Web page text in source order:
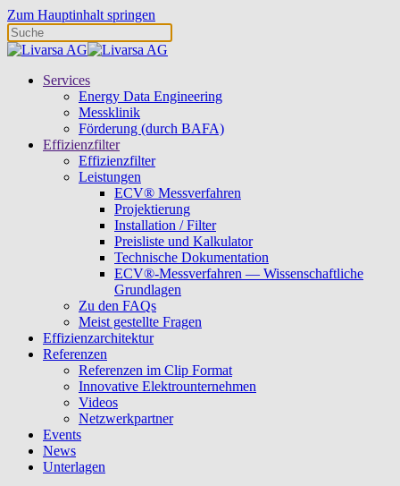
Zum Hauptinhalt springen
Services
Energy Data Engineering
Messklinik
Förderung (durch BAFA)
Effizienzfilter
Effizienzfilter
Leistungen
ECV® Messverfahren
Projektierung
Installation / Filter
Preisliste und Kalkulator
Technische Dokumentation
ECV®-Messverfahren — Wissenschaftliche
Grundlagen
Zu den FAQs
Meist gestellte Fragen
Effizienzarchitektur
Referenzen
Referenzen im Clip Format
Innovative Elektrounternehmen
Videos
Netzwerkpartner
Events
News
Unterlagen